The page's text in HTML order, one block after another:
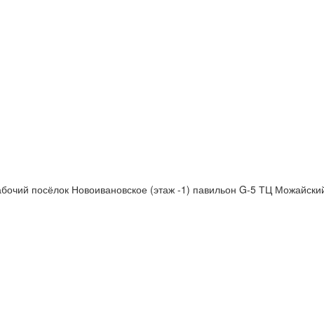
посёлок Новоивановское (этаж -1) павильон G-5 ТЦ